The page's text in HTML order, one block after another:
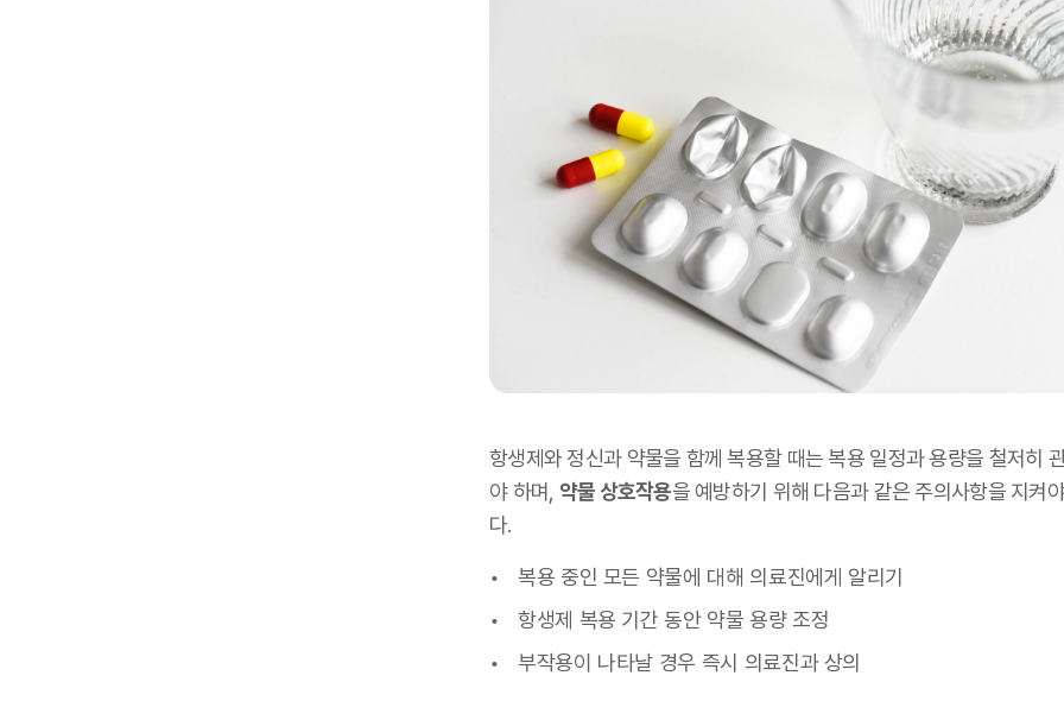
항생제와 정신과 약물을 함께 복용할 때는 복용 일정과 용량을 철저히
야 하며, 약물 상호작용을 예방하기 위해 다음과 같은 주의사항을 지켜
다.
복용 중인 모든 약물에 대해 의료진에게 알리기
항생제 복용 기간 동안 약물 용량 조정
부작용이 나타날 경우 즉시 의료진과 상의